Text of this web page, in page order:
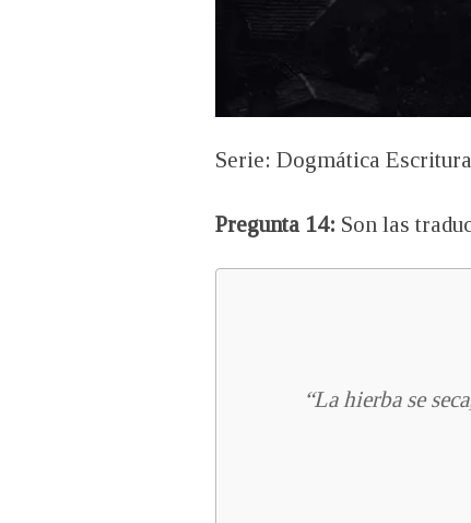
Serie: Dogmática
Pregunta 14: Son las
“La hierba se